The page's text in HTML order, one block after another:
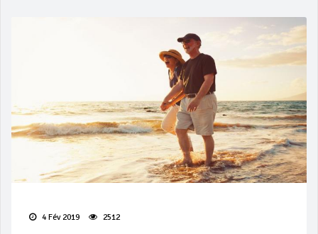
Campagne de sécurité routière ‘Seven Days of Danger’ de
4 Fév 2019 2512